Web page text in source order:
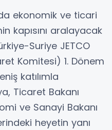
ekonomik ve ticari
kapısını aralayacak
Suriye JETCO
Komitesi) 1. Dönem
katılımla
Ticaret Bakanı
ve Sanayi Bakanı
heyetin yanı